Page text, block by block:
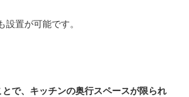
設置が可能です。
で、キッチンの奥行スペースが限られ